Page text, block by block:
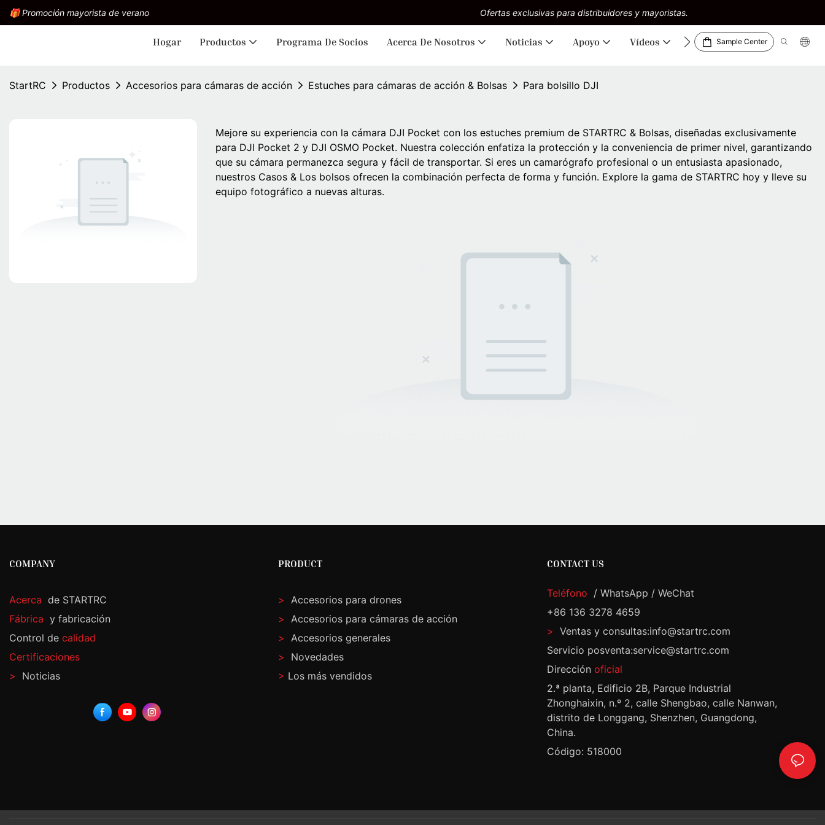
🎁 Promoción mayorista de verano Ofertas exclusivas para distribuidores y mayoristas.
Hogar Productos Programa De Socios Acerca De Nosotros Noticias Apoyo Vídeos DescargasSample Center
StartRC Productos Accesorios para cámaras de acción Estuches para cámaras de acción & Bolsas Para bolsillo DJI
Mejore su experiencia con la cámara DJI Pocket con los estuches premium de STARTRC & Bolsas, diseñadas exclusivamente
para DJI Pocket 2 y DJI OSMO Pocket. Nuestra colección enfatiza la protección y la conveniencia de primer nivel, garantizando
que su cámara permanezca segura y fácil de transportar. Si eres un camarógrafo profesional o un entusiasta apasionado,
nuestros Casos & Los bolsos ofrecen la combinación perfecta de forma y función. Explore la gama de STARTRC hoy y lleve su
equipo fotográfico a nuevas alturas.
COMPANY
Acerca de STARTRC
Fábrica y fabricación
Control de calidad
Certificaciones
>
Noticias
PRODUCT
>
Accesorios para drones
>
Accesorios para cámaras de acción
>
Accesorios generales
>
Novedades
> Los más vendidos
CONTACT US
Teléfono / WhatsApp / WeChat
+86 136 3278 4659
> Ventas y consultas:info@startrc.com
Servicio posventa:service@startrc.com
Dirección oficial
2.ª planta, Edificio 2B, Parque Industrial
Zhonghaixin, n.º 2, calle Shengbao, calle Nanwan,
distrito de Longgang, Shenzhen, Guangdong,
China.
Código: 518000